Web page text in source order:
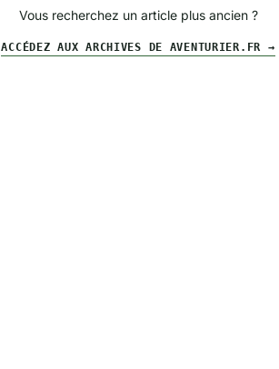
Vous recherchez un article plus ancien ?
ACCÉDEZ AUX ARCHIVES DE AVENTURIER.FR →